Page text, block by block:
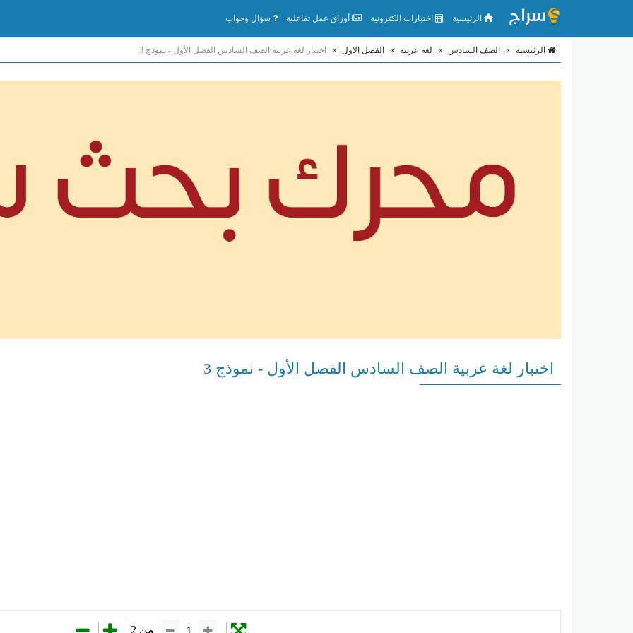
الرئيسية اختبارات الكترونية أوراق عمل تفاعلية سؤال وجواب
الرئيسية » الصف السادس » لغة عربية » الفصل الاول » اختبار لغة عربية الصف السادس الفصل الأول - نموذج 3
اختبار لغة عربية الصف السادس الفصل الأول - نموذج 3